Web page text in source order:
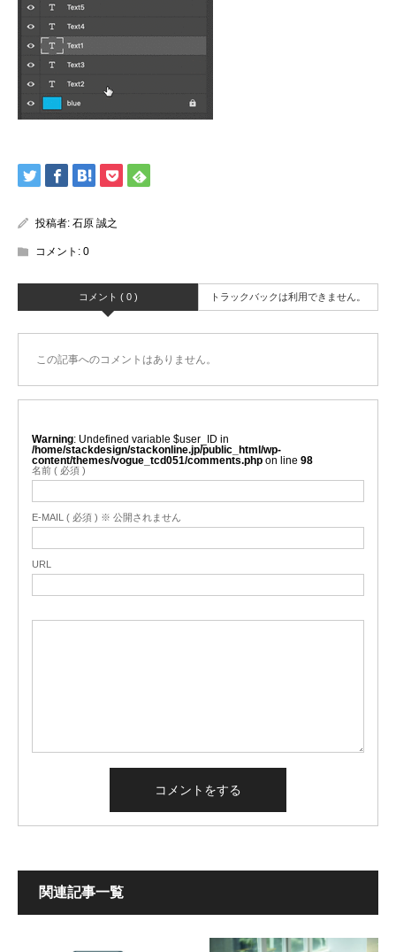
投稿者: 石原 誠之
コメント: 0
コメント ( 0 ) トラックバックは利用できません。
この記事へのコメントはありません。
Warning : Undefined variable $user_ID in
/home/stackdesign/stackonline.jp/public_html/wp-
content/themes/vogue_tcd051/comments.php on line 98
名前 ( 必須 )
E-MAIL ( 必須 ) ※ 公開されません
URL
関連記事一覧